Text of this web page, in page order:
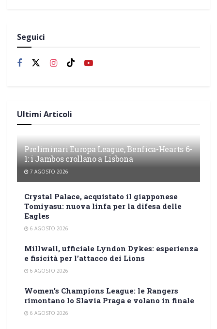
Seguici
Ultimi Articoli
Preliminari Europa League, Benfica-Hearts 6-
1: i Jambos crollano a Lisbona
7 AGOSTO 2026
Crystal Palace, acquistato il giapponese
Tomiyasu: nuova linfa per la difesa delle
Eagles
6 AGOSTO 2026
Millwall, ufficiale Lyndon Dykes: esperienza
e fisicità per l’attacco dei Lions
6 AGOSTO 2026
Women’s Champions League: le Rangers
rimontano lo Slavia Praga e volano in finale
6 AGOSTO 2026